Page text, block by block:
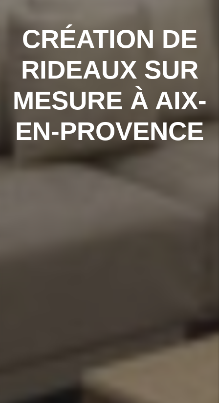
CRÉATION DE
RIDEAUX SUR
MESURE À AIX-
EN-PROVENCE